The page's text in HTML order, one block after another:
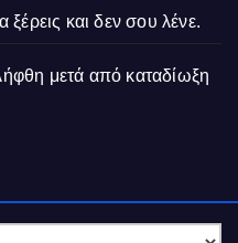
και δεν σου λένε.
μετά από καταδίωξη